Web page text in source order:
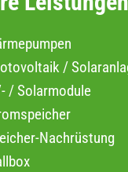
/
/ Solarmodule
Nachrüstung